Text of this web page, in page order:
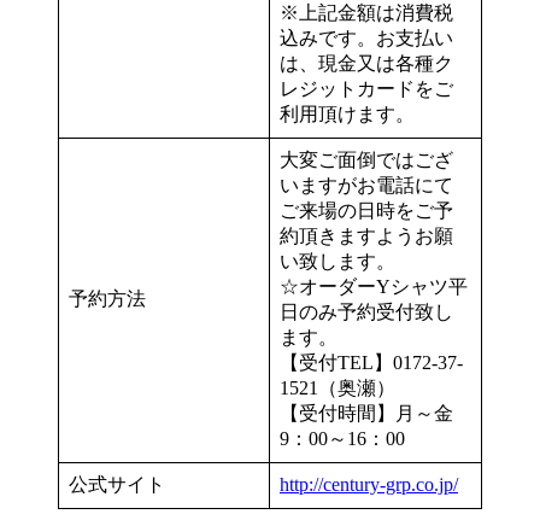
※上記金額は消費税
込みです。お支払い
は、現金又は各種ク
レジットカードをご
利用頂けます。
予約方法
大変ご面倒ではござ
いますがお電話にて
ご来場の日時をご予
約頂きますようお願
い致します。
☆オーダーYシャツ平
日のみ予約受付致し
ます。
【受付TEL】0172-37-
1521（奥瀬）
【受付時間】月～金
9：00～16：00
公式サイト http://century-grp.co.jp/